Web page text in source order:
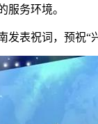
服务环境。
祝词，预祝“